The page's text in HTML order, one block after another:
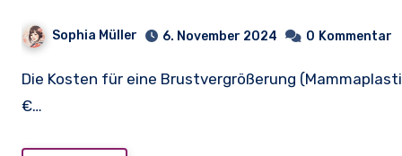
Sophia Müller 6. November 2024 0 Kommentar
Die Kosten für eine Brustvergrößerung (Mammaplastik) liegen im Durchschnitt zwischen 5.000 € und 7.300
€…